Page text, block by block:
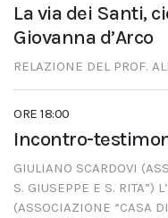
La via dei Santi,
Giovanna d’Arco
RELAZIONE DEL PROF.
ORE 18:00
Incontro-
GIULIANO SCARDOVI
S. GIUSEPPE E S. RITA”)
(ASSOCIAZIONE “CASA